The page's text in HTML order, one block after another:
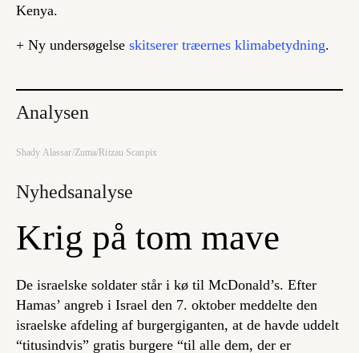
Kenya.
+ Ny undersøgelse skitserer træernes klimabetydning.
Analysen
Shady Alassar/Zuma/Ritzau Scanpix
Nyhedsanalyse
Krig på tom mave
De israelske soldater står i kø til McDonald’s. Efter
Hamas’ angreb i Israel den 7. oktober meddelte den
israelske afdeling af burgergiganten, at de havde uddelt
“titusindvis” gratis burgere “til alle dem, der er